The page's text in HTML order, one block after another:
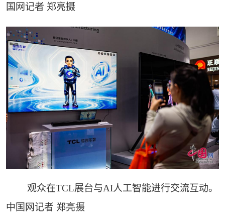
国网记者 郑亮摄
观众在TCL展台与AI人工智能进行交流互动。
中国网记者 郑亮摄